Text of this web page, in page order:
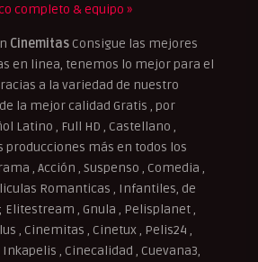
completo & equipo »
Cinemitas Consigue las mejores
en linea, tenemos lo mejor para el
a la variedad de nuestro
la mejor calidad Gratis , por
Latino , Full HD , Castellano ,
producciones más en todos los
, Acción , Suspenso , Comedia ,
Romanticas , Infantiles, de
, Gnula , Pelisplanet ,
, Cinemitas , Cinetux , Pelis24 ,
, Cinecalidad , Cuevana3,